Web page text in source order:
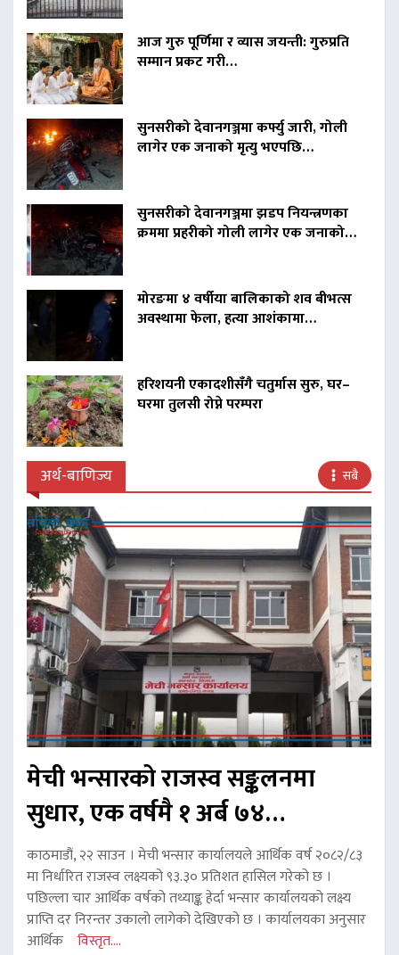
आज गुरु पूर्णिमा र व्यास जयन्ती: गुरुप्रति
सम्मान प्रकट गरी…
सुनसरीको देवानगञ्जमा कर्फ्यु जारी, गोली
लागेर एक जनाको मृत्यु भएपछि…
सुनसरीको देवानगञ्जमा झडप नियन्त्रणका
क्रममा प्रहरीको गोली लागेर एक जनाको…
मोरङमा ४ वर्षीया बालिकाको शव बीभत्स
अवस्थामा फेला, हत्या आशंकामा…
हरिशयनी एकादशीसँगै चतुर्मास सुरु, घर–
घरमा तुलसी रोप्ने परम्परा
अर्थ-बाणिज्य सबै
मेची भन्सारको राजस्व सङ्कलनमा
सुधार, एक वर्षमै १ अर्ब ७४…
काठमाडौं, २२ साउन । मेची भन्सार कार्यालयले आर्थिक वर्ष २०८२/८३
मा निर्धारित राजस्व लक्ष्यको ९३.३० प्रतिशत हासिल गरेको छ ।
पछिल्ला चार आर्थिक वर्षको तथ्याङ्क हेर्दा भन्सार कार्यालयको लक्ष्य
प्राप्ति दर निरन्तर उकालो लागेको देखिएको छ । कार्यालयका अनुसार
आर्थिक विस्तृत....